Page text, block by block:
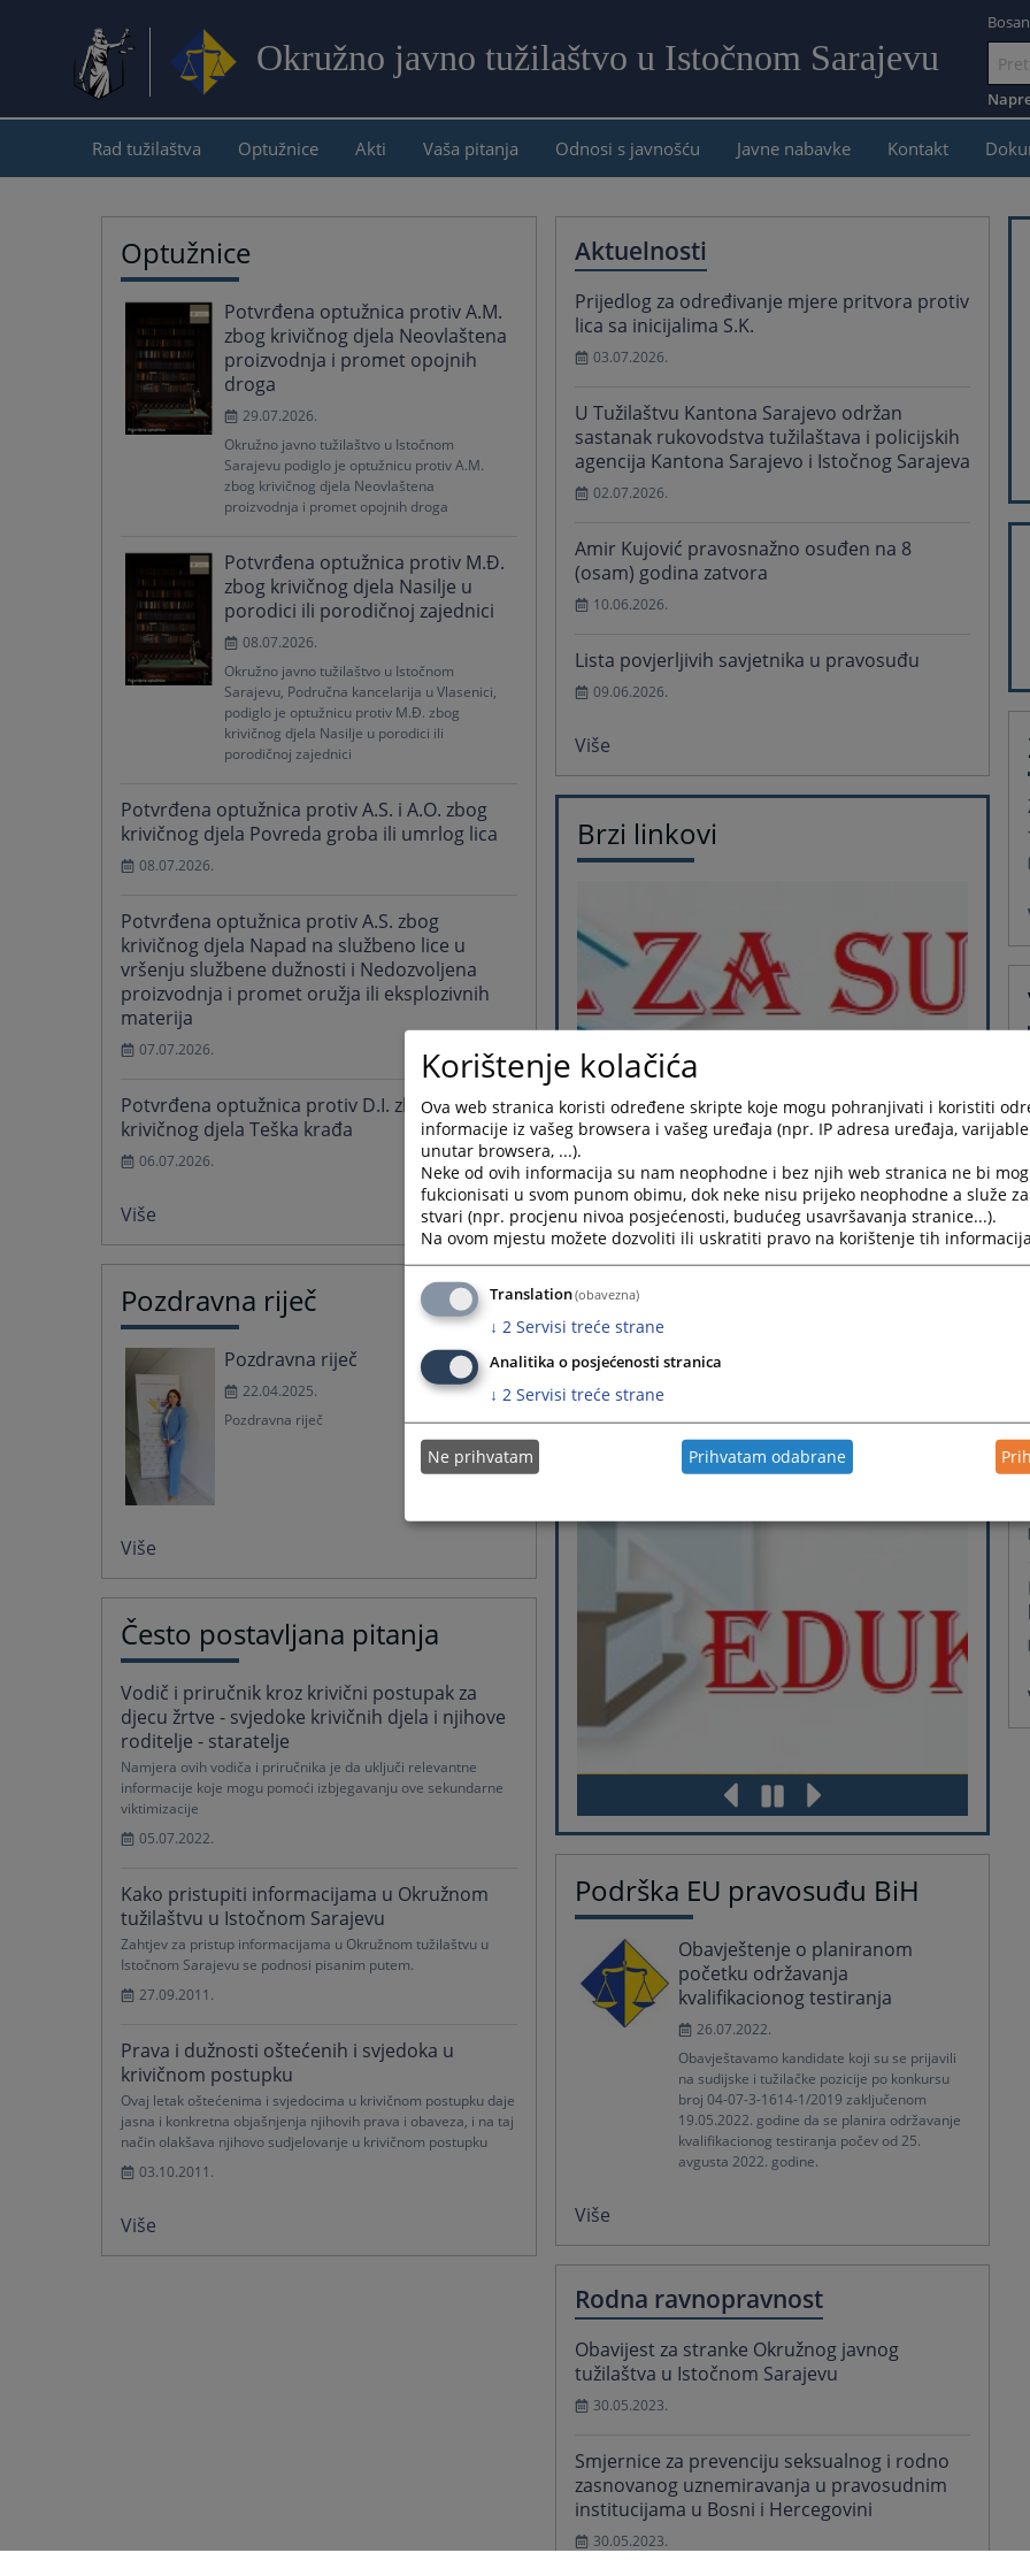
Okružno javno tužilaštvo u Istočnom Sarajevu
sadržaj
Rad tužilaštva Optužnice Akti Vaša pitanja Odnosi s javnošću Javne nabavke Kontakt
Optužnice
Potvrđena optužnica protiv A.M.
zbog krivičnog djela Neovlaštena
proizvodnja i promet opojnih
droga
29.07.2026.
Okružno javno tužilaštvo u Istočnom
Sarajevu podiglo je optužnicu protiv A.M.
zbog krivičnog djela Neovlaštena
proizvodnja i promet opojnih droga
Potvrđena optužnica protiv M.Đ.
zbog krivičnog djela Nasilje u
porodici ili porodičnoj zajednici
08.07.2026.
Okružno javno tužilaštvo u Istočnom
Sarajevu, Područna kancelarija u Vlasenici,
podiglo je optužnicu protiv M.Đ. zbog
krivičnog djela Nasilje u porodici ili
porodičnoj zajednici
Potvrđena optužnica protiv A.S. i A.O. zbog
krivičnog djela Povreda groba ili umrlog lica
08.07.2026.
Potvrđena optužnica protiv A.S. zbog
krivičnog djela Napad na službeno lice u
vršenju službene dužnosti i Nedozvoljena
proizvodnja i promet oružja ili eksplozivnih
materija
07.07.2026.
Potvrđena optužnica protiv D.I. zbog
krivičnog djela Teška krađa
06.07.2026.
Više
Pozdravna riječ
Pozdravna riječ
22.04.2025.
Pozdravna riječ
Više
Često postavljana pitanja
Vodič i priručnik kroz krivični postupak za
djecu žrtve - svjedoke krivičnih djela i njihove
roditelje - staratelje
Namjera ovih vodiča i priručnika je da uključi relevantne
informacije koje mogu pomoći izbjegavanju ove sekundarne
viktimizacije
05.07.2022.
Kako pristupiti informacijama u Okružnom
tužilaštvu u Istočnom Sarajevu
Zahtjev za pristup informacijama u Okružnom tužilaštvu u
Istočnom Sarajevu se podnosi pisanim putem.
27.09.2011.
Prava i dužnosti oštećenih i svjedoka u
krivičnom postupku
Ovaj letak oštećenima i svjedocima u krivičnom postupku daje
jasna i konkretna objašnjenja njihovih prava i obaveza, i na taj
način olakšava njihovo sudjelovanje u krivičnom postupku
03.10.2011.
Više
Aktuelnosti
Prijedlog za određivanje mjere pritvora protiv
lica sa inicijalima S.K.
03.07.2026.
U Tužilaštvu Kantona Sarajevo održan
sastanak rukovodstva tužilaštava i policijskih
agencija Kantona Sarajevo i Istočnog Sarajeva
02.07.2026.
Amir Kujović pravosnažno osuđen na 8
(osam) godina zatvora
10.06.2026.
Lista povjerljivih savjetnika u pravosuđu
09.06.2026.
Više
Brzi linkovi
Podrška EU pravosuđu BiH
Obavještenje o planiranom
početku održavanja
kvalifikacionog testiranja
26.07.2022.
Obavještavamo kandidate koji su se prijavili
na sudijske i tužilačke pozicije po konkursu
broj 04-07-3-1614-1/2019 zaključenom
19.05.2022. godine da se planira održavanje
kvalifikacionog testiranja počev od 25.
avgusta 2022. godine.
Više
Rodna ravnopravnost
Obavijest za stranke Okružnog javnog
tužilaštva u Istočnom Sarajevu
30.05.2023.
Smjernice za prevenciju seksualnog i rodno
zasnovanog uznemiravanja u pravosudnim
institucijama u Bosni i Hercegovini
30.05.2023.
Korištenje kolačića
Ova web stranica koristi određene skripte koje mogu pohranjivati i koristiti
informacije iz vašeg browsera i vašeg uređaja (npr. IP adresa uređaja,
unutar browsera, ...).
Neke od ovih informacija su nam neophodne i bez njih web stranica ne bi
fukcionisati u svom punom obimu, dok neke nisu prijeko neophodne a služe
stvari (npr. procjenu nivoa posjećenosti, budućeg usavršavanja stranice...).
Na ovom mjestu možete dozvoliti ili uskratiti pravo na korištenje tih
Translation(obavezna)
↓ 2 Servisi treće strane
Analitika o posjećenosti stranica
↓ 2 Servisi treće strane
Ne prihvatam Prihvatam odabrane